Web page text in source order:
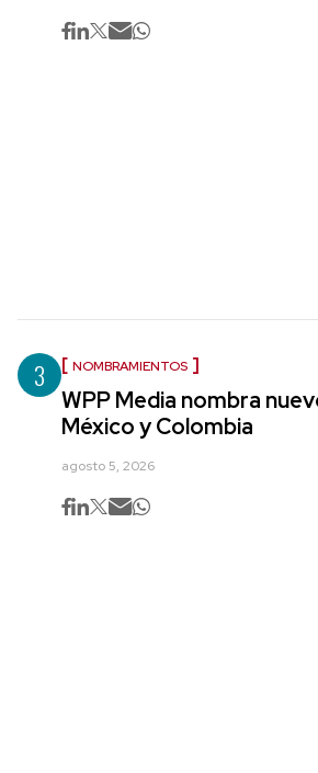
3 NOMBRAMIENTOS
WPP Media nombra
México y Colombia
agosto 5, 2026